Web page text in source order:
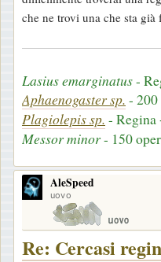
s
a
i
o
che ne trovi una che sta
Lasius emarginatus-
Aphaenogaster sp. -
Plagiolepis sp. - Regina
Messor minor- 150
AleSpeed
uovo
Re: Cercasi